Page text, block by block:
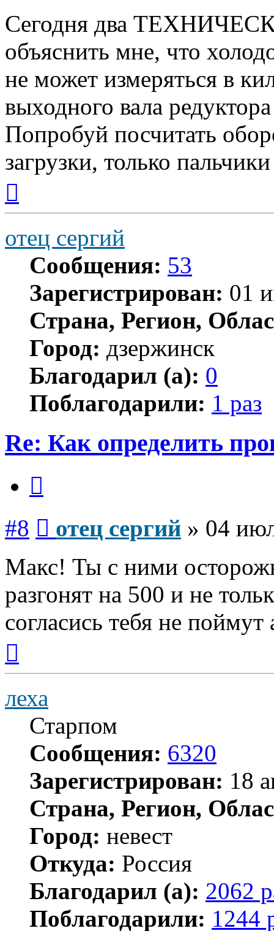
Сегодня два
объяснить мне, что
не может измеряться в
выходного вала
Попробуй посчитать
загрузки, только
началу
отец сергий
Сообщения: 53
Зарегистрирован: 01
Страна, Регион,
Город: дзержинск
Благодарил (а): 0
Поблагодарили: 1 раз
Re: Как определить
#8 отец сергий » 04
Макс! Ты с ними
разгонят на 500 и не
согласись тебя не
началу
леха
Старпом
Сообщения: 6320
Зарегистрирован: 18
Страна, Регион,
Город: невест
Откуда: Россия
Благодарил (а): 2062
Поблагодарили: 1244